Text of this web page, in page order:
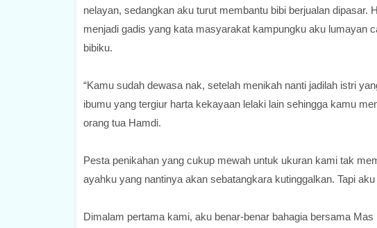
nelayan, sedangkan aku turut membantu bibi berjualan dipasar.
menjadi gadis yang kata masyarakat kampungku aku lumayan
bibiku.
“Kamu sudah dewasa nak, setelah menikah nanti jadilah istri
ibumu yang tergiur harta kekayaan lelaki lain sehingga kamu
orang tua Hamdi.
Pesta penikahan yang cukup mewah untuk ukuran kami tak
ayahku yang nantinya akan sebatangkara kutinggalkan. Tapi
Dimalam pertama kami, aku benar-benar bahagia bersama